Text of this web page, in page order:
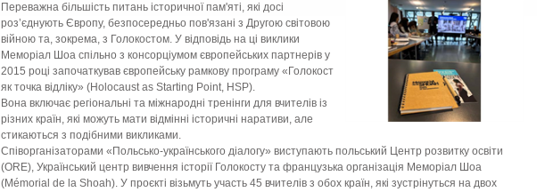
Переважна більшість питань історичної пам'яті, які досі
роз’єднують Європу, безпосередньо пов'язані з Другою світовою
війною та, зокрема, з Голокостом. У відповідь на ці виклики
Меморіал Шоа спільно з консорціумом європейських партнерів у
2015 році започаткував європейську рамкову програму «Голокост
як точка відліку» (Holocaust as Starting Point, HSP).
Вона включає регіональні та міжнародні тренінги для вчителів із
різних країн, які можуть мати відмінні історичні наративи, але
стикаються з подібними викликами.
Співорганізаторами «Польсько-українського діалогу» виступають польський Центр розвитку освіти
(ORE), Український центр вивчення історії Голокосту та французька організація Меморіал Шоа
(Mémorial de la Shoah). У проєкті візьмуть участь 45 вчителів з обох країн, які зустрінуться на двох